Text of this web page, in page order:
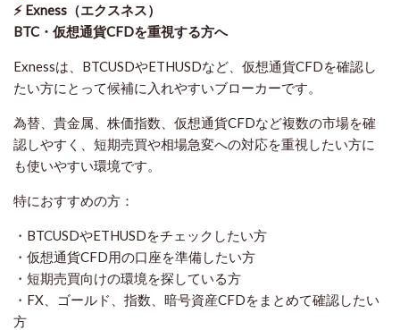
⚡ Exness（エクスネス）
BTC・仮想通貨CFDを重視する方へ
Exnessは、BTCUSDやETHUSDなど、仮想通貨CFDを確認し
たい方にとって候補に入れやすいブローカーです。
為替、貴金属、株価指数、仮想通貨CFDなど複数の市場を確
認しやすく、短期売買や相場急変への対応を重視したい方に
も使いやすい環境です。
特におすすめの方：
・BTCUSDやETHUSDをチェックしたい方
・仮想通貨CFD用の口座を準備したい方
・短期売買向けの環境を探している方
・FX、ゴールド、指数、暗号資産CFDをまとめて確認したい
方